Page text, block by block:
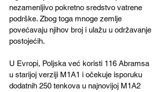
nezamenljivo pokretno sredstvo vatrene
podrške. Zbog toga mnoge zemlje
povećavaju njihov broj i ulažu u održavanje
postojećih.
U Evropi, Poljska već koristi 116 Abramsa
u starijoj verziji M1A1 i očekuje isporuku
dodatnih 250 tenkova u najnovijoj M1A2